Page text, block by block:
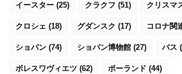
イースター (25) クラクフ (51) クリスマ
クロシェ (18) グダンスク (17) コロナ関
ショパン (74) ショパン博物館 (27) バス
ボレスワヴィエツ (62) ポーランド (44)